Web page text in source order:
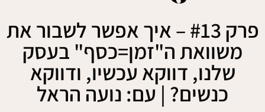
פרק #13 – איך אפשר לשבור את
משוואת ה"זמן=כסף" בעסק
שלנו, דווקא עכשיו, ודווקא
כנשים? | עם: נועה הראל